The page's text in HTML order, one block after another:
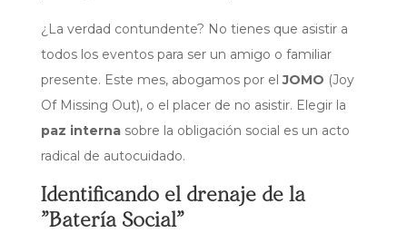
¿La verdad contundente? No tienes que asistir a
todos los eventos para ser un amigo o familiar
presente. Este mes, abogamos por elJOMO (Joy
Of Missing Out), o el placer de no asistir. Elegir la
paz internasobre la obligación social es un acto
radical de autocuidado.
Identificando el drenaje de la
"Batería Social"